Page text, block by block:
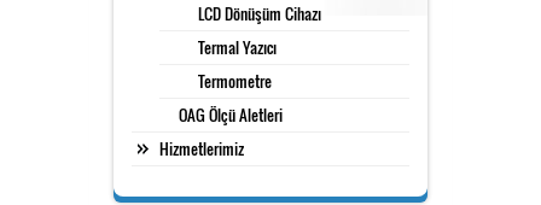
Nem ve Isı Ölçer
LAN Kablometre
LCD Dönüşüm Cihazı
Termal Yazıcı
Termometre
OAG Ölçü Aletleri
Hizmetlerimiz